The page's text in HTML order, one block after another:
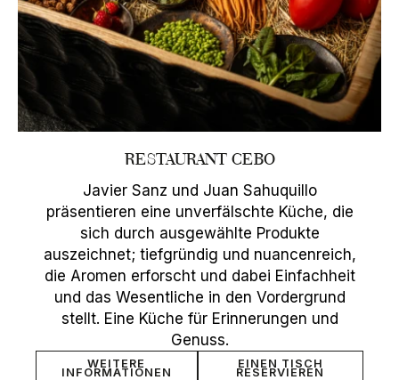
RESTAURANT CEBO
Javier Sanz und Juan Sahuquillo
präsentieren eine unverfälschte Küche, die
sich durch ausgewählte Produkte
auszeichnet; tiefgründig und nuancenreich,
die Aromen erforscht und dabei Einfachheit
und das Wesentliche in den Vordergrund
stellt. Eine Küche für Erinnerungen und
Genuss.
WEITERE
INFORMATIONEN
EINEN TISCH
RESERVIEREN